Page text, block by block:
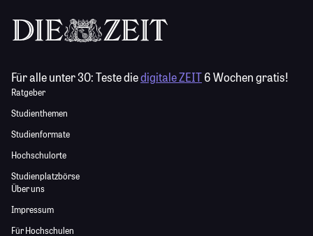
Für alle unter 30:Teste diedigitale ZEIT6 Wochen gratis!
Ratgeber
Studienthemen
Studienformate
Hochschulorte
Studienplatzbörse
Über uns
Impressum
Für Hochschulen